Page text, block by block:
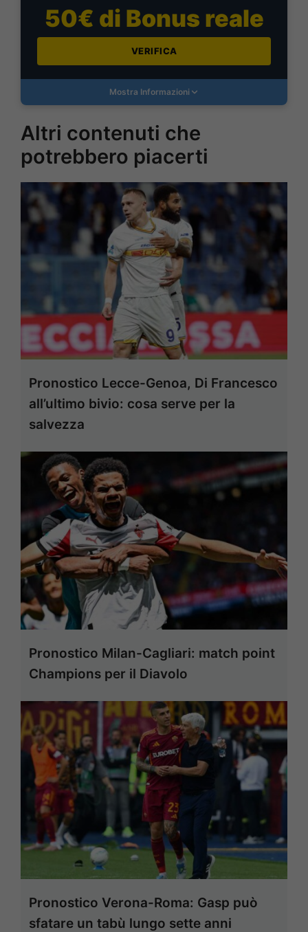
50€ di Bonus reale
VERIFICA
Mostra Informazioni
Altri contenuti che
potrebbero piacerti
Pronostico Lecce-Genoa, Di Francesco
all’ultimo bivio: cosa serve per la
salvezza
Pronostico Milan-Cagliari: match point
Champions per il Diavolo
Pronostico Verona-Roma: Gasp può
sfatare un tabù lungo sette anni